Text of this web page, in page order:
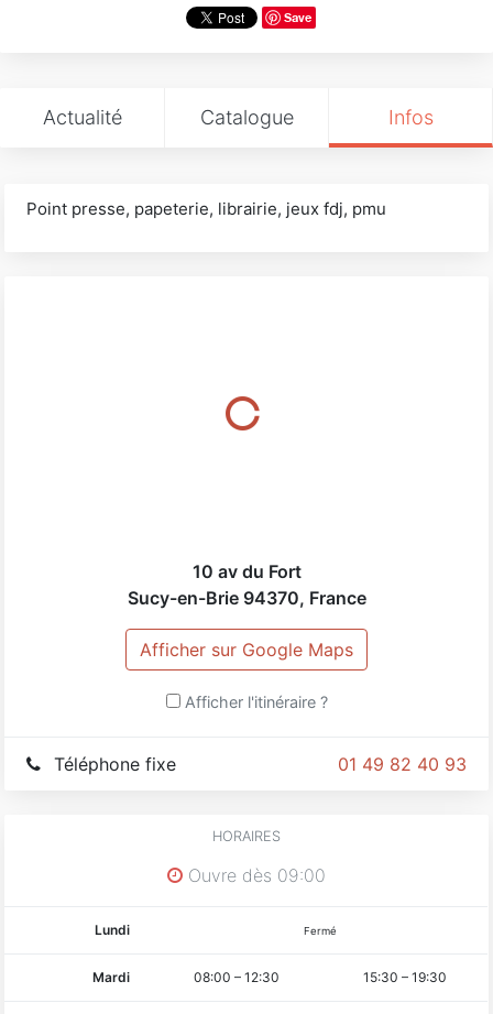
Save
Actualité Catalogue Infos
Point presse, papeterie, librairie, jeux fdj, pmu
10 av du Fort
Sucy-en-Brie 94370, France
Afficher sur Google Maps
Afficher l'itinéraire ?
01 49 82 40 93
Téléphone fixe
HORAIRES
Ouvre dès 09:00
Lundi Fermé
Mardi 08:00 –12:30 15:30 – 19:30